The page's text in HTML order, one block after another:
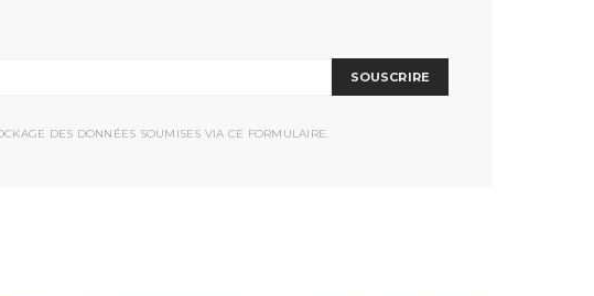
SOUSCRIRE
DES DONNÉES SOUMISES VIA CE FORMULAIRE.